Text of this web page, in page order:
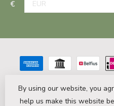
€
© Copyright 2026 Plinten
By using our website, you
help us make this website